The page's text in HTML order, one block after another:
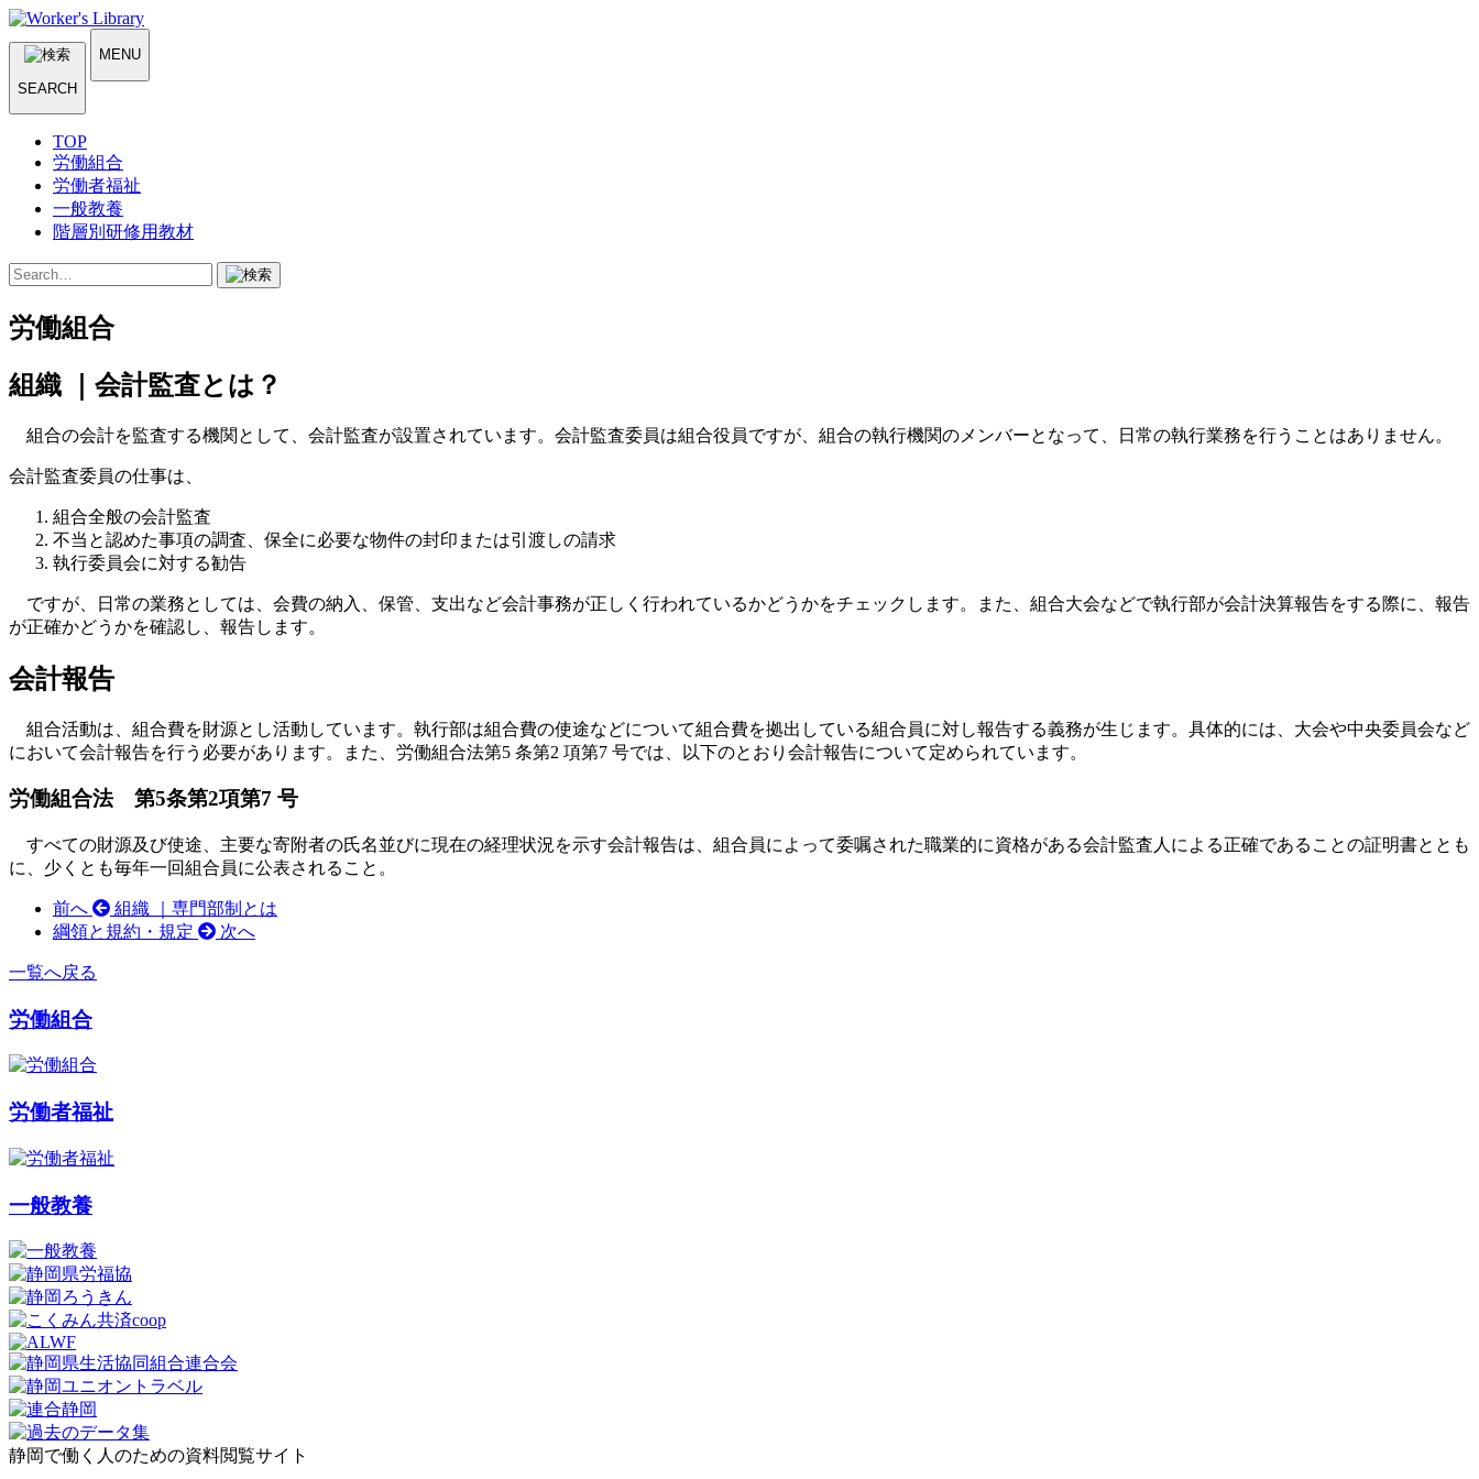
SEARCH
MENU
TOP
労働組合
労働者福祉
一般教養
階層別研修用教材
労働組合
組織 ｜会計監査とは？
組合の会計を監査する機関として、会計監査が設置されています。会計監査委員は組合役員ですが、組合の執行機関のメンバーとなって、日常の執行業務を行うことはありません。
会計監査委員の仕事は、
組合全般の会計監査
不当と認めた事項の調査、保全に必要な物件の封印または引渡しの請求
執行委員会に対する勧告
ですが、日常の業務としては、会費の納入、保管、支出など会計事務が正しく行われているかどうかをチェックします。また、組合大会などで執行部が会計決算報告をする際に、報告
が正確かどうかを確認し、報告します。
会計報告
組合活動は、組合費を財源とし活動しています。執行部は組合費の使途などについて組合費を拠出している組合員に対し報告する義務が生じます。具体的には、大会や中央委員会など
において会計報告を行う必要があります。また、労働組合法第5 条第2 項第7 号では、以下のとおり会計報告について定められています。
労働組合法 第5条第2項第7 号
すべての財源及び使途、主要な寄附者の氏名並びに現在の経理状況を示す会計報告は、組合員によって委嘱された職業的に資格がある会計監査人による正確であることの証明書ととも
に、少くとも毎年一回組合員に公表されること。
前へ
組織 ｜専門部制とは
綱領と規約・規定
次へ
一覧へ戻る
労働組合
労働者福祉
一般教養
静岡で働く人のための資料閲覧サイト